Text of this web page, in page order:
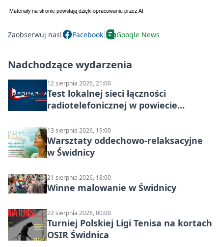
Zaobserwuj nas! Facebook Google News
Nadchodzące wydarzenia
12 sierpnia 2026, 21:00
Test lokalnej sieci łączności
radiotelefonicznej w powiecie
13 sierpnia 2026, 19:00
Warsztaty oddechowo-relaksacyjne
w Świdnicy
21 sierpnia 2026, 18:00
Winne malowanie w Świdnicy
22 sierpnia 2026, 00:00
Turniej Polskiej Ligi Tenisa na kortach
OSIR Świdnica